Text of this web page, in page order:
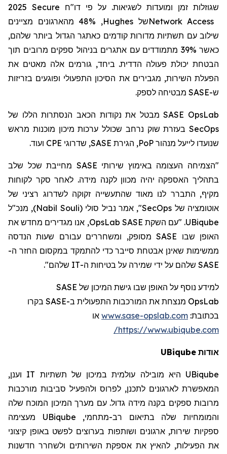
שגוזלות זמן ומועדות לשגיאות. על פי דו"ח 2025 Secure
Network Accessשל Hughes
, 48% מהארגונים מציינים
שילוב עם תשתיות מדורות קודמים כאתגר הגדול ביותר שלהם,
כאשר 39% מתמודדים עם אתגרים בניהול ספקים מרובים תוך
הבטחת יכולת פעולה הדדית. ביחד, גורמים אלה מאטים את
הפעלת השירות, מגבירים את הסיכון התפעולי ופוגעים בזריזות
ש-SASE מבטיחה לספק.
SASE OpsLabמבטל את נקודות הכאב הנסתרות הללו של
SecOps בעזרת שוק נרחב שכולל ערכות מיכון מוכנות מראש
שנועדו לייעל מנהור PoP, הגירת SASE, שדרוגי CPE ועוד.
"הצמיחה העצומה באימוץ שירותי SASE מחייבת שכל שלב
בתהליך האספקה יהיה מכוון לקנה מידה. לאחר סקר לקוחות
מקיף, התברר לנו מאוד שהתעשייה זקוקה לשדרוג רציני של
אוטומציה של SecOps", אמר נביל סולי (
Nabil Souli
), מנכ"ל
UBiqube. "עם השקת SASE OpsLab, אנו מגדירים מחדש את
האופן שבו SASE מסופק, ומשחררים עבורם שעות הנדסה
ממשימות שאינן אבטחת סייבר כדי להתמקד במקסום החזר ה-
SASE שלהם על ידי שמירה על בטיחות ה-IT שלהם".
למידע נוסף על האופן שבו גישת המיכון של SASE
OpsLab מנצחת את המורכבות התפעולית ב-SASE בקרו
בכתובת:
www.sase-opslab.com או
https://www.ubiqube.com/
אודות UBiqube
UBiqube היא מובילה עולמית במיכון של תשתיות IT וענן,
המאפשרת לארגונים לתכנן, לפרוס ולהפעיל סביבות מורכבות
מרובות ספקים בקנה מידה גדול. עם מערך המיכון המוכח שלה
והמומחיות שלה בתיאום רב-מתחמי, UBiqube מעצימה
ספקיות שירות, ארגונים ושותפות בערוצים לפשט באופן קיצוני
את הפעילות, להאיץ את אספקת השירותים ולשחרר חדשנות